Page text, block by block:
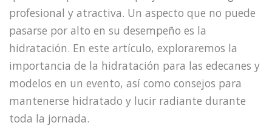
profesional y atractiva. Un aspecto que no puede
pasarse por alto en su desempeño es la
hidratación. En este artículo, exploraremos la
importancia de la hidratación para las edecanes y
modelos en un evento, así como consejos para
mantenerse hidratado y lucir radiante durante
toda la jornada.